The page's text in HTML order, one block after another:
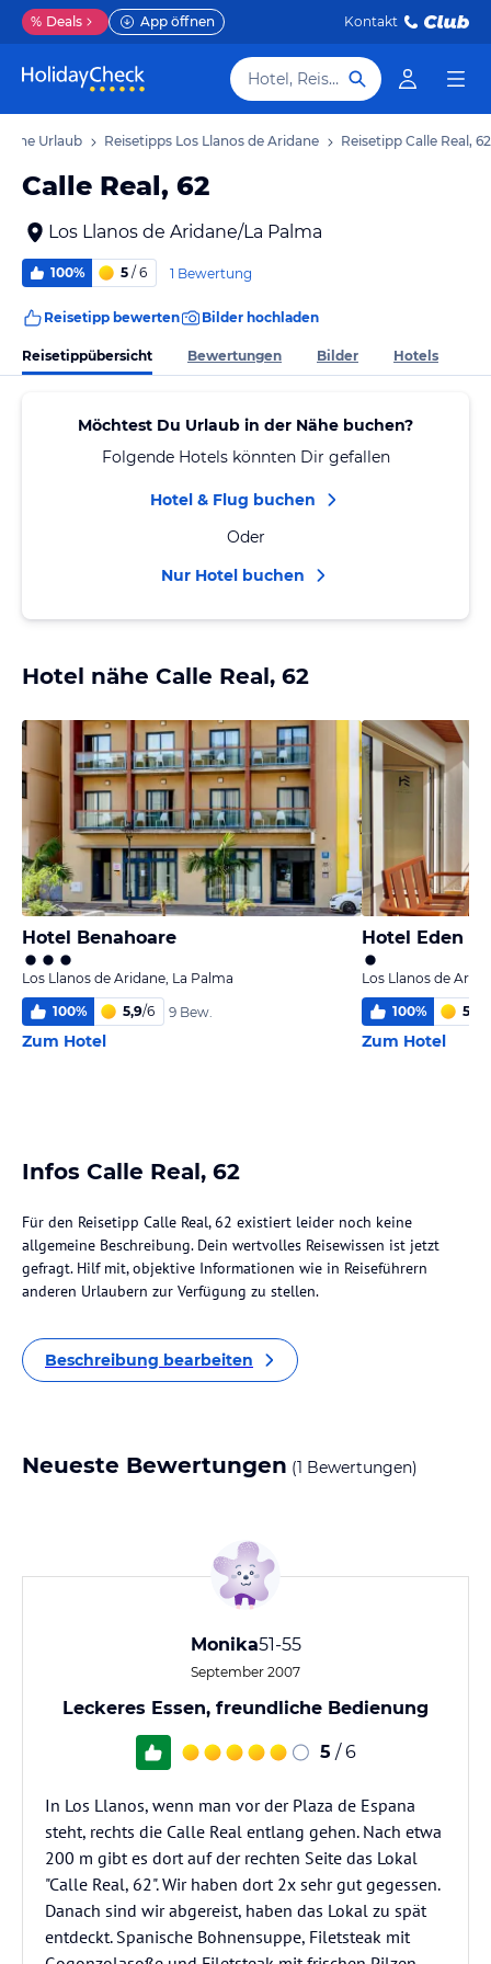
% Deals App öffnen Kontakt
Hotel, Reiseziel
Urlaub Reisetipps Los Llanos de Aridane Reisetipp Calle Real, 62
Calle Real, 62
Los Llanos de Aridane/La Palma
100% 5 / 6 1 Bewertung
Reisetipp bewerten Bilder hochladen
Reisetippübersicht Bewertungen Bilder Hotels
Möchtest Du Urlaub in der Nähe buchen?
Folgende Hotels könnten Dir gefallen
Hotel & Flug buchen
Oder
Nur Hotel buchen
Hotel nähe Calle Real, 62
Hotel Benahoare
Los Llanos de Aridane, La Palma
100% 5,9/6 9 Bew.
Zum Hotel
Hotel Eden
Los Llanos de
100% 5,0
Zum Hotel
Infos Calle Real, 62
Für den Reisetipp Calle Real, 62 existiert leider noch keine
allgemeine Beschreibung. Dein wertvolles Reisewissen ist jetzt
gefragt. Hilf mit, objektive Informationen wie in Reiseführern
anderen Urlaubern zur Verfügung zu stellen.
Beschreibung bearbeiten
Neueste Bewertungen (1 Bewertungen)
Monika51-55
September 2007
Leckeres Essen, freundliche Bedienung
5 / 6
In Los Llanos, wenn man vor der Plaza de Espana
steht, rechts die Calle Real entlang gehen. Nach etwa
200 m gibt es dort auf der rechten Seite das Lokal
"Calle Real, 62". Wir haben dort 2x sehr gut gegessen.
Danach sind wir abgereist, haben das Lokal zu spät
entdeckt. Spanische Bohnensuppe, Filetsteak mit